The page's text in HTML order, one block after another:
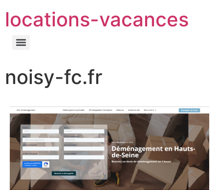
locations-vacances
noisy-fc.fr